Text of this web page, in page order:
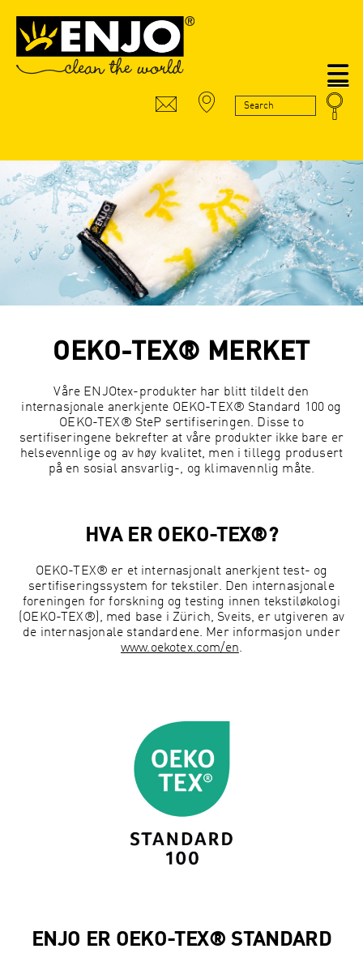
OEKO-TEX® MERKET
Våre ENJOtex-produkter har blitt tildelt den
internasjonale anerkjente OEKO-TEX® Standard 100 og
OEKO-TEX® SteP sertifiseringen. Disse to
sertifiseringene bekrefter at våre produkter ikke bare er
helsevennlige og av høy kvalitet, men i tillegg produsert
på en sosial ansvarlig-, og klimavennlig måte.
HVA ER OEKO-TEX®?
OEKO-TEX® er et internasjonalt anerkjent test- og
sertifiseringssystem for tekstiler. Den internasjonale
foreningen for forskning og testing innen tekstiløkologi
(OEKO-TEX®), med base i Zürich, Sveits, er utgiveren av
de internasjonale standardene. Mer informasjon under
www.oekotex.com/en.
ENJO ER OEKO-TEX® STANDARD